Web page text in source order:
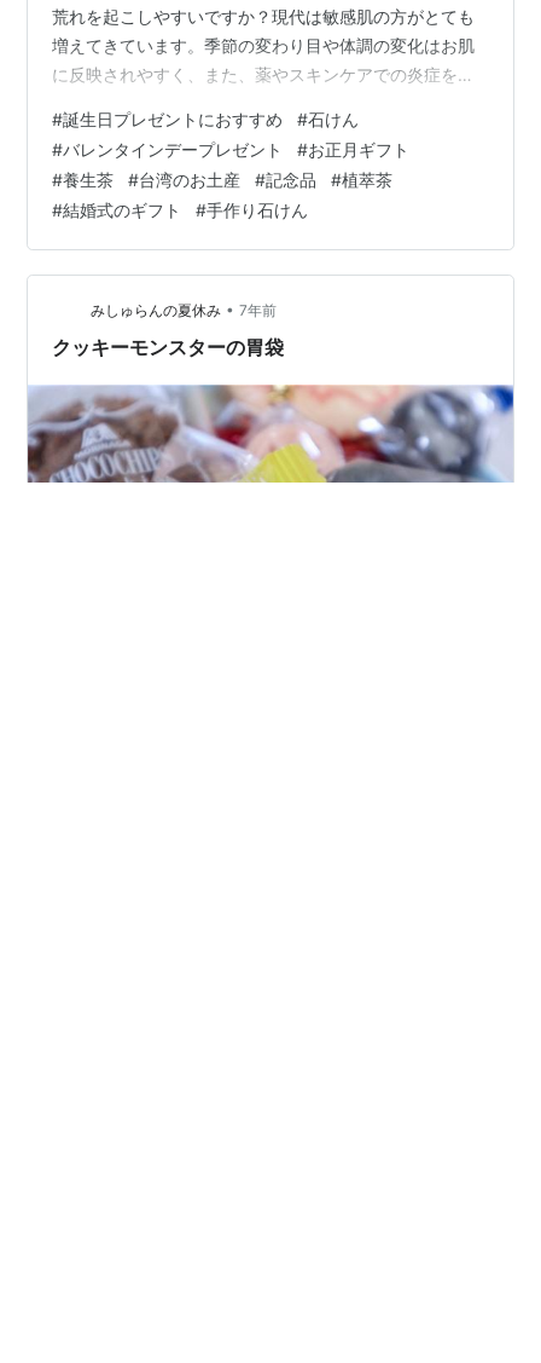
荒れを起こしやすいですか？現代は敏感肌の方がとても
増えてきています。季節の変わり目や体調の変化はお肌
に反映されやすく、また、薬やスキンケアでの炎症を鎮
根本的なケアでお肌を健康に保ちます。 FINEHEBRSの創
始者ドクター陳は医学界で長年活躍しており、漢方薬の
力で皆の体質を改善したいという思いで、FINEHEBRSを
立ち上げ、「ハーブティー」と「植物エキス石けん」の2
大シリーズを発売しました。植物エキス石けんシリーズ
は：植物エキス石けん、パールエ…
#誕生日プレゼントにおすすめ #石けん
#バレンタインデープレゼント #お正月ギフト
#養生茶 #台湾のお土産 #記念品 #植萃茶
#結婚式のギフト #手作り石けん
みしゅらんの夏休み • 7年前
クッキーモンスターの胃袋